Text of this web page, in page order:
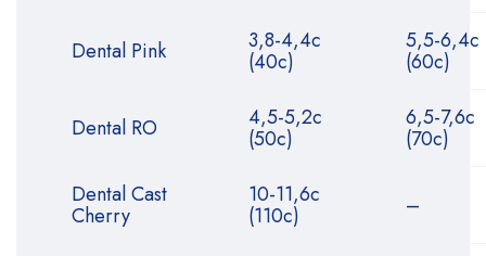
Dental Pink 3,8-4,4с
(40с)
5,5-6,4с
(60с)
Dental RO 4,5-5,2с
(50с)
6,5-7,6с
(70с)
Dental Cast
Cherry
10-11,6с
(110с) –